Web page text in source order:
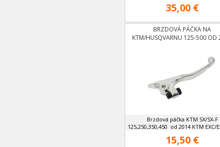
35,00 €
BRZDOVÁ PÁČKA NA
KTM/HUSQVARNU 125-500 OD
Brzdová páčka KTM SX/SX-F
125,250,350,450 od 2014 KTM EXC/
15,50 €